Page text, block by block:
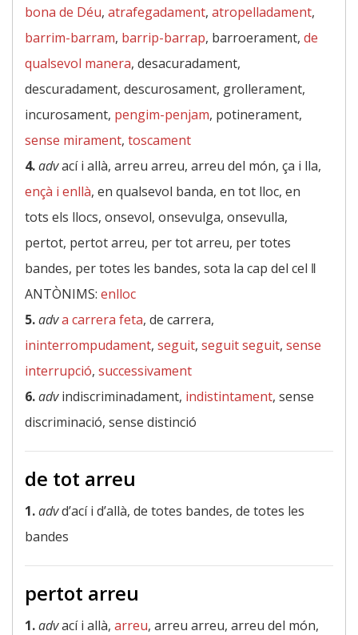
bona de Déu, atrafegadament, atropelladament,
barrim-barram, barrip-barrap, barroerament, de
qualsevol manera, desacuradament,
descuradament, descurosament, grollerament,
incurosament, pengim-penjam, potinerament,
sense mirament, toscament
4.advací i allà, arreu arreu, arreu del món, ça i lla,
ençà i enllà, en qualsevol banda, en tot lloc, en
tots els llocs, onsevol, onsevulga, onsevulla,
pertot, pertot arreu, per tot arreu, per totes
bandes, per totes les bandes, sota la cap del cel ‖
ANTÒNIMS: enlloc
5.adva carrera feta, de carrera,
ininterrompudament, seguit, seguit seguit, sense
interrupció, successivament
6.advindiscriminadament, indistintament, sense
discriminació, sense distinció
de tot arreu
1.advd’ací i d’allà, de totes bandes, de totes les
bandes
pertot arreu
1.advací i allà, arreu, arreu arreu, arreu del món,